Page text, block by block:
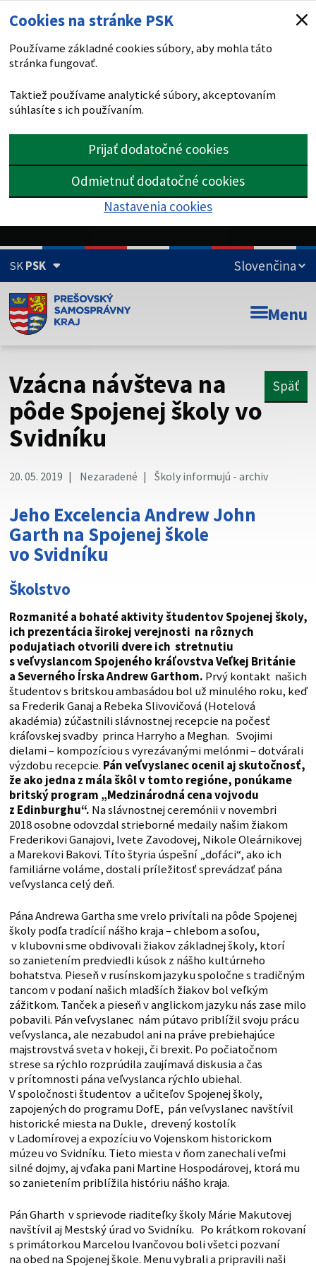
Cookies na stránke PSK
Používame základné cookies súbory, aby mohla táto
stránka fungovať.
Taktiež používame analytické súbory, akceptovaním
súhlasíte s ich používaním.
Prijať dodatočné cookies
Odmietnuť dodatočné cookies
Nastavenia cookies
SKPSK
Doména psk.sk je oficiálna
Toto je oficiálna webová stránka Prešovského
Táto stránka je zabezpečená
Buďte pozorní a vždy sa uistite, že zdieľate informácie iba
cez zabezpečenú webovú stránku. Zabezpečená stránka
Menu
Vzácna návšteva na
pôde Spojenej školy vo
Svidníku
Späť
20. 05. 2019 Nezaradené Školy informujú - archiv
Jeho Excelencia Andrew John
Garth na Spojenej škole
vo Svidníku
Školstvo
Rozmanité a bohaté aktivity študentov Spojenej školy,
ich prezentácia širokej verejnosti na rôznych
podujatiach otvorili dvere ich stretnutiu
s veľvyslancom Spojeného kráľovstva Veľkej Británie
a Severného Írska Andrew Garthom. Prvý kontakt našich
študentov s britskou ambasádou bol už minulého roku, keď
sa Frederik Ganaj a Rebeka Slivovičová (Hotelová
akadémia) zúčastnili slávnostnej recepcie na počesť
kráľovskej svadby princa Harryho a Meghan. Svojimi
dielami – kompozíciou s vyrezávanými melónmi – dotvárali
výzdobu recepcie. Pán veľvyslanec ocenil aj skutočnosť,
že ako jedna z mála škôl v tomto regióne, ponúkame
britský program „Medzinárodná cena vojvodu
z Edinburghu“. Na slávnostnej ceremónii v novembri
2018 osobne odovzdal strieborné medaily našim žiakom
Frederikovi Ganajovi, Ivete Zavodovej, Nikole Oleárnikovej
a Marekovi Bakovi. Títo štyria úspešní „dofáci“, ako ich
familiárne voláme, dostali príležitosť sprevádzať pána
veľvyslanca celý deň.
Pána Andrewa Gartha sme vrelo privítali na pôde Spojenej
školy podľa tradícií nášho kraja – chlebom a soľou,
v klubovni sme obdivovali žiakov základnej školy, ktorí
so zanietením predviedli kúsok z nášho kultúrneho
bohatstva. Pieseň v rusínskom jazyku spoločne s tradičným
tancom v podaní našich mladších žiakov bol veľkým
zážitkom. Tanček a pieseň v anglickom jazyku nás zase milo
pobavili. Pán veľvyslanec nám pútavo priblížil svoju prácu
veľvyslanca, ale nezabudol ani na práve prebiehajúce
majstrovstvá sveta v hokeji, či brexit. Po počiatočnom
strese sa rýchlo rozprúdila zaujímavá diskusia a čas
v prítomnosti pána veľvyslanca rýchlo ubiehal.
V spoločnosti študentov a učiteľov Spojenej školy,
zapojených do programu DofE, pán veľvyslanec navštívil
historické miesta na Dukle, drevený kostolík
v Ladomírovej a expozíciu vo Vojenskom historickom
múzeu vo Svidníku. Tieto miesta v ňom zanechali veľmi
silné dojmy, aj vďaka pani Martine Hospodárovej, ktorá mu
so zanietením priblížila históriu nášho kraja.
Pán Gharth v sprievode riaditeľky školy Márie Makutovej
navštívil aj Mestský úrad vo Svidníku. Po krátkom rokovaní
s primátorkou Marcelou Ivančovou boli všetci pozvaní
na obed na Spojenej škole. Menu vybrali a pripravili naši